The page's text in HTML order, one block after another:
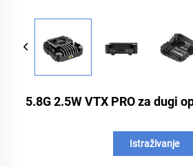
5.8G 2.5W VTX PRO za dugi
Istraživanje